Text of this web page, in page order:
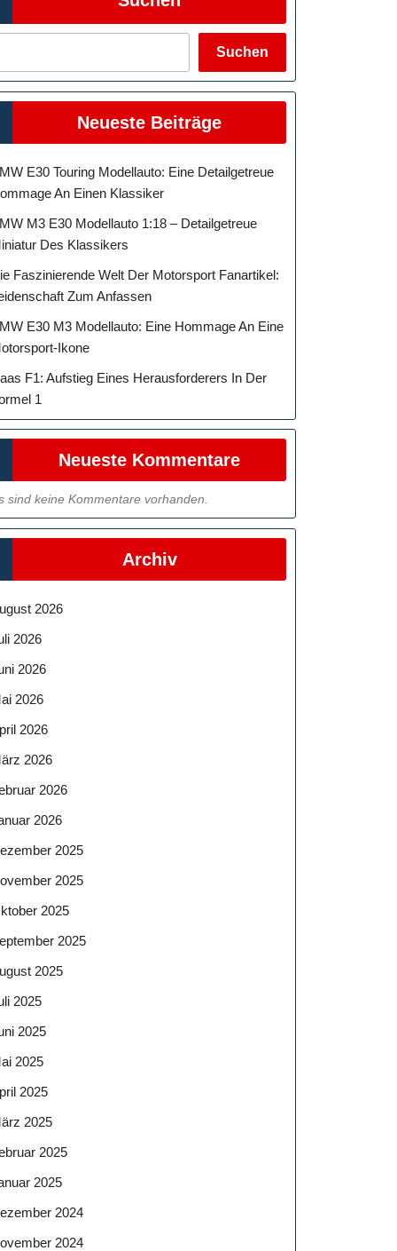
Suchen
Neueste Beiträge
E30 Touring Modellauto: Eine Detailgetreue
An Einen Klassiker
M3 E30 Modellauto 1:18 – Detailgetreue
Des Klassikers
Faszinierende Welt Der Motorsport Fanartikel:
Zum Anfassen
E30 M3 Modellauto: Eine Hommage An Eine
Ikone
F1: Aufstieg Eines Herausforderers In Der
1
Neueste Kommentare
sind keine Kommentare vorhanden.
Archiv
2026
2026
2026
2026
2026
2026
2026
2026
2025
2025
2025
2025
2025
2025
2025
2025
2025
2025
2025
2025
2024
2024